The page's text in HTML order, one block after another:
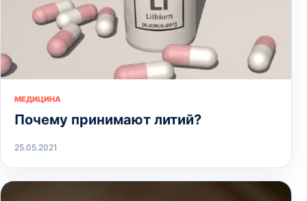
МЕДИЦИНА
Почему принимают литий?
25.05.2021